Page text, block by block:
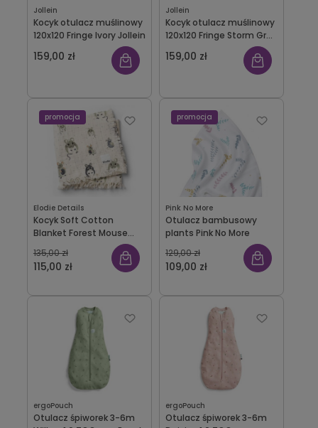
Jollein
Kocyk otulacz muślinowy
120x120 Fringe Ivory Jollein
159,00 zł
Jollein
Kocyk otulacz muślinowy
120x120 Fringe Storm Grey
159,00 zł
Elodie Details
Kocyk Soft Cotton
Blanket Forest Mouse
115,00 zł
135,00 zł
promocja
Pink No More
Otulacz bambusowy
plants Pink No More
109,00 zł
129,00 zł
promocja
ergoPouch
Otulacz śpiworek 3-6m
ergoPouch
Otulacz śpiworek 3-6m